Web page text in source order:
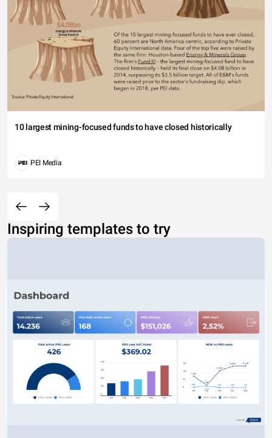
10 largest mining-focused funds to have closed historically
PEI Media
Inspiring templates to try